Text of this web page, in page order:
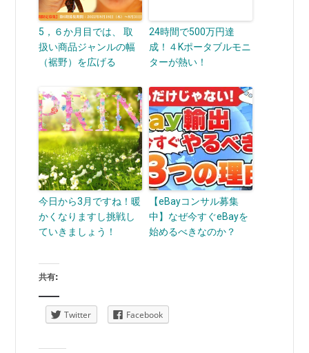
5，６か月目では、 取
扱い商品ジャンルの幅
（裾野）を広げる
24時間で500万円達
成！４Kポータブルモニ
ターが熱い！
今日から3月ですね！暖
かくなりますし挑戦し
ていきましょう！
【eBayコンサル募集
中】なぜ今すぐeBayを
始めるべきなのか？
共有:
Twitter Facebook